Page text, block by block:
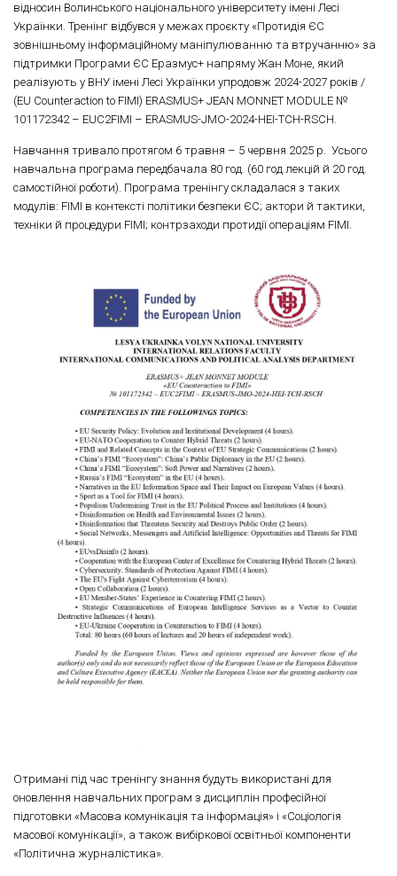
відносин Волинського національного університету імені Лесі
Українки. Тренінг відбувся у межах проєкту «Протидія ЄС
зовнішньому інформаційному маніпулюванню та втручанню» за
підтримки Програми ЄС Еразмус+ напряму Жан Моне, який
реалізують у ВНУ імені Лесі Українки упродовж 2024-2027 років /
(EU Counteraction to FIMI) ERASMUS+ JEAN MONNET MODULE №
101172342 – EUC2FIMI – ERASMUS-JMO-2024-HEI-TCH-RSCH.
Навчання тривало протягом 6 травня – 5 червня 2025 р. Усього
навчальна програма передбачала 80 год. (60 год лекцій й 20 год.
самостійної роботи). Програма тренінгу складалася з таких
модулів: FIMI в контексті політики безпеки ЄС; актори й тактики,
техніки й процедури FIMI; контрзаходи протидії операціям FIMI.
Отримані під час тренінгу знання будуть використані для
оновлення навчальних програм з дисциплін професійної
підготовки «Масова комунікація та інформація» і «Соціологія
масової комунікації», а також вибіркової освітньої компоненти
«Політична журналістика».